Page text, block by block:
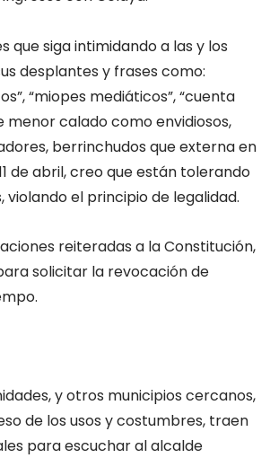
que siga intimidando a las y los
desplantes y frases como:
“miopes mediáticos”, “cuenta
menor calado como envidiosos,
berrinchudos que externa en
de abril, creo que están tolerando
violando el principio de legalidad.
reiteradas a la Constitución,
solicitar la revocación de
y otros municipios cercanos,
de los usos y costumbres, traen
para escuchar al alcalde